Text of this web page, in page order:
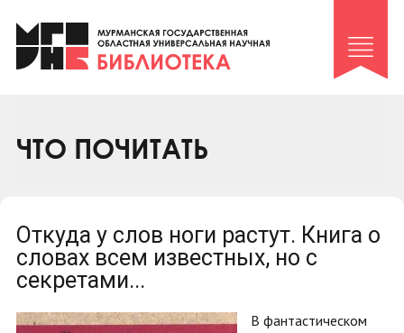
Клуб «Гиря и сельдерей»
Клуб «Семейный архив»
Коллегам
ЧТО ПОЧИТАТЬ
Откуда у слов ноги растут. Книга о
словах всем известных, но с
секретами...
В фантастическом